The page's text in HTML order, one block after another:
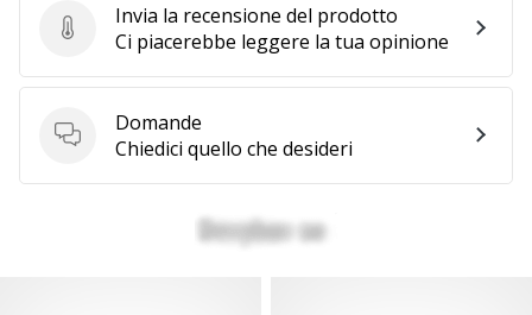
Invia la recensione del prodotto
Invia la recensione del prodotto
Ci piacerebbe leggere la tua opinione
Domande
Domande
Chiedici quello che desideri